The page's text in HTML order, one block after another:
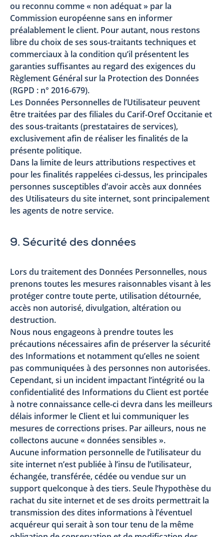
ou reconnu comme « non adéquat » par la
Commission européenne sans en informer
préalablement le client. Pour autant, nous restons
libre du choix de ses sous-traitants techniques et
commerciaux à la condition qu’il présentent les
garanties suffisantes au regard des exigences du
Règlement Général sur la Protection des Données
(RGPD : n° 2016-679).
Les Données Personnelles de l’Utilisateur peuvent
être traitées par des filiales du Carif-Oref Occitanie et
des sous-traitants (prestataires de services),
exclusivement afin de réaliser les finalités de la
présente politique.
Dans la limite de leurs attributions respectives et
pour les finalités rappelées ci-dessus, les principales
personnes susceptibles d’avoir accès aux données
des Utilisateurs du site internet, sont principalement
les agents de notre service.
9. Sécurité des données
Lors du traitement des Données Personnelles, nous
prenons toutes les mesures raisonnables visant à les
protéger contre toute perte, utilisation détournée,
accès non autorisé, divulgation, altération ou
destruction.
Nous nous engageons à prendre toutes les
précautions nécessaires afin de préserver la sécurité
des Informations et notamment qu’elles ne soient
pas communiquées à des personnes non autorisées.
Cependant, si un incident impactant l’intégrité ou la
confidentialité des Informations du Client est portée
à notre connaissance celle-ci devra dans les meilleurs
délais informer le Client et lui communiquer les
mesures de corrections prises. Par ailleurs, nous ne
collectons aucune « données sensibles ».
Aucune information personnelle de l’utilisateur du
site internet n’est publiée à l’insu de l’utilisateur,
échangée, transférée, cédée ou vendue sur un
support quelconque à des tiers. Seule l’hypothèse du
rachat du site internet et de ses droits permettrait la
transmission des dites informations à l’éventuel
acquéreur qui serait à son tour tenu de la même